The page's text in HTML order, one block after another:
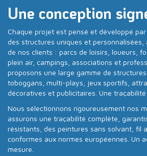
Une conception
Chaque projet est pensé et développé
des structures uniques et personnalisées,
de nos clients : parcs de loisirs, loueurs,
plein air, campings, associations et
proposons une large gamme de
toboggans, multi-plays, jeux sportifs,
décoratives et publicitaires. Une
Nous sélectionnons rigoureusement nos
assurons une traçabilité complète,
résistants, des peintures sans solvant, fil
conformes aux normes européennes. Un
mesure.